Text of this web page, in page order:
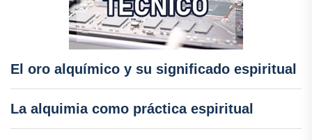
El oro alquímico y su significado espiritual
La alquimia como práctica espiritual